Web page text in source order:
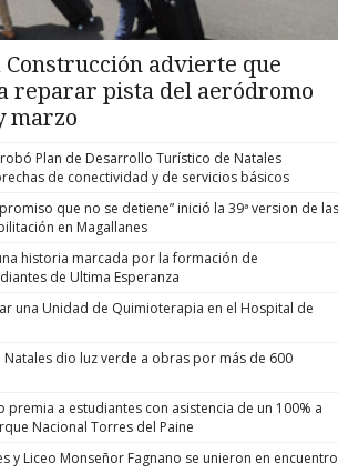
Construcción advierte que
reparar pista del aeródromo
marzo
Plan de Desarrollo Turístico de Natales
de conectividad y de servicios básicos
que no se detiene” inició la 39ª version de las
en Magallanes
historia marcada por la formación de
de Ultima Esperanza
una Unidad de Quimioterapia en el Hospital de
dio luz verde a obras por más de 600
premia a estudiantes con asistencia de un 100% a
Nacional Torres del Paine
y Liceo Monseñor Fagnano se unieron en encuentro